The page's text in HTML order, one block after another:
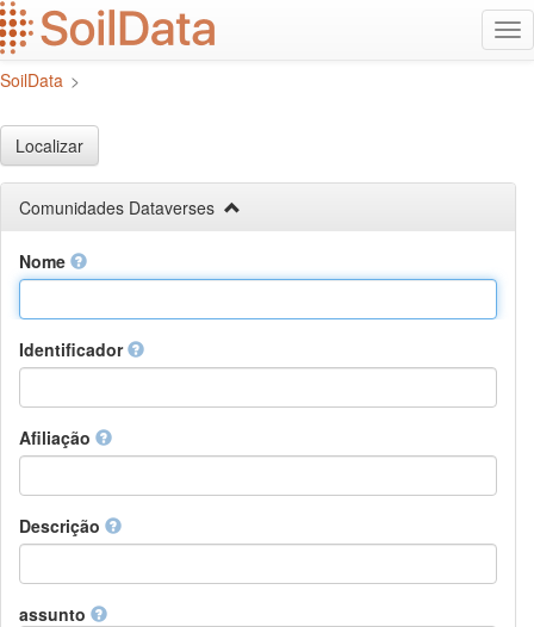
Ir
para
o
conteúdo
SoilData >
Localizar
Comunidades Dataverses
Nome
Identificador
Afiliação
Descrição
assunto